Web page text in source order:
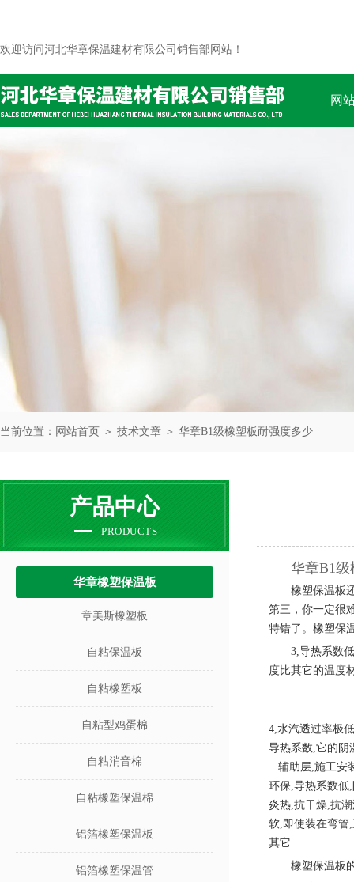
欢迎访问河北华章保温建材有限公司销售部网站！
网
当前位置： 网站首页 ＞ 技术文章 ＞ 华章B1级橡塑板耐强度多少
产品中心
PRODUCTS
华章橡塑保温板
章美斯橡塑板
自粘保温板
自粘橡塑板
自粘型鸡蛋棉
自粘消音棉
自粘橡塑保温棉
铝箔橡塑保温板
铝箔橡塑保温管
华章B1
橡塑保温板
第三，你一定很
特错了。橡塑保
3,导热系数
度比其它的温度
4,水汽透过率极
导热系数,它的阴
辅助层,施工安
环保,导热系数低,
炎热,抗干燥,抗
软,即使装在弯管,
其它
橡塑保温板